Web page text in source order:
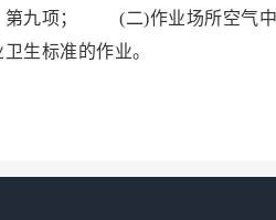
第九项； (二)作业场所空气中
生标准的作业。